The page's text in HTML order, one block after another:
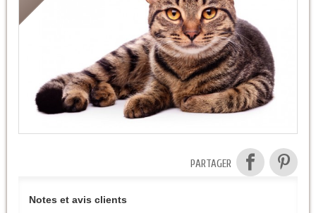
PARTAGER
Notes et avis clients